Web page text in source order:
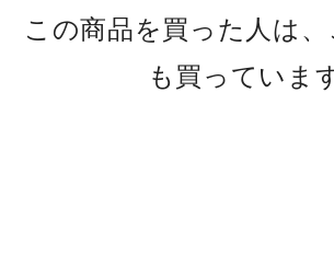
この商品を買った人は
も買っていま